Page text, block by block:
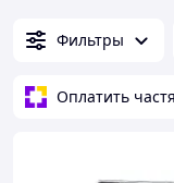
Фильтры
Оплатить